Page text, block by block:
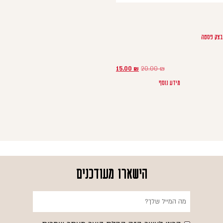
בצק פסטה
20.00₪ המחיר המקורי היה: 20.00 ₪.
15.00 ₪
מידע נוסף
הישארו מעודכנים